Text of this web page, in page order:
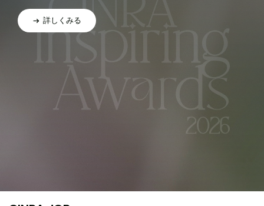
詳しくみる